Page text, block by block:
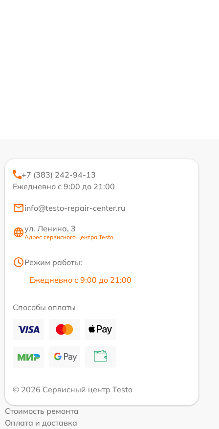
+7 (383) 242-94-13
Ежедневно с 9:00 до 21:00
info@testo-repair-center.ru
ул. Ленина, 3
Адрес сервисного центра Testo
Режим работы:
Ежедневно с 9:00 до 21:00
Способы оплаты
© 2026 Сервисный центр Testo
Стоимость ремонта
Оплата и доставка